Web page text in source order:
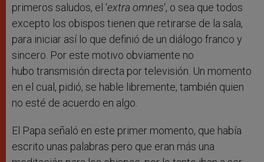
primeros saludos, el ‘extra omnes‘, o sea que todos
excepto los obispos tienen que retirarse de la sala,
para iniciar así lo que definió de un diálogo franco y
sincero. Por este motivo obviamente no
hubo transmisión directa por televisión. Un momento
en el cual, pidió, se hable libremente, también quien
no esté de acuerdo en algo.
El Papa señaló en este primer momento, que había
escrito unas palabras pero que eran más una